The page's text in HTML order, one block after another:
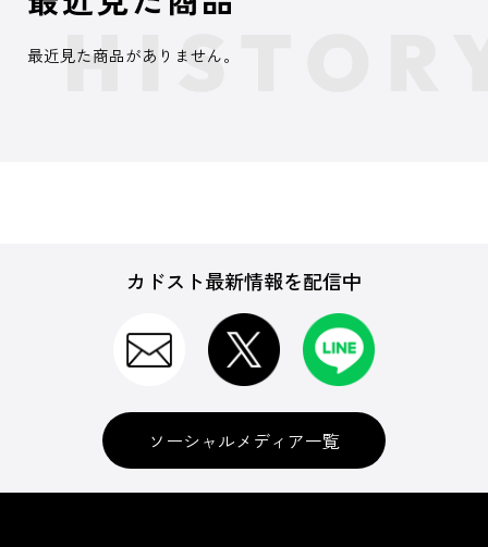
最近見た商品がありません。
カドスト最新情報を配信中
ソーシャルメディア一覧